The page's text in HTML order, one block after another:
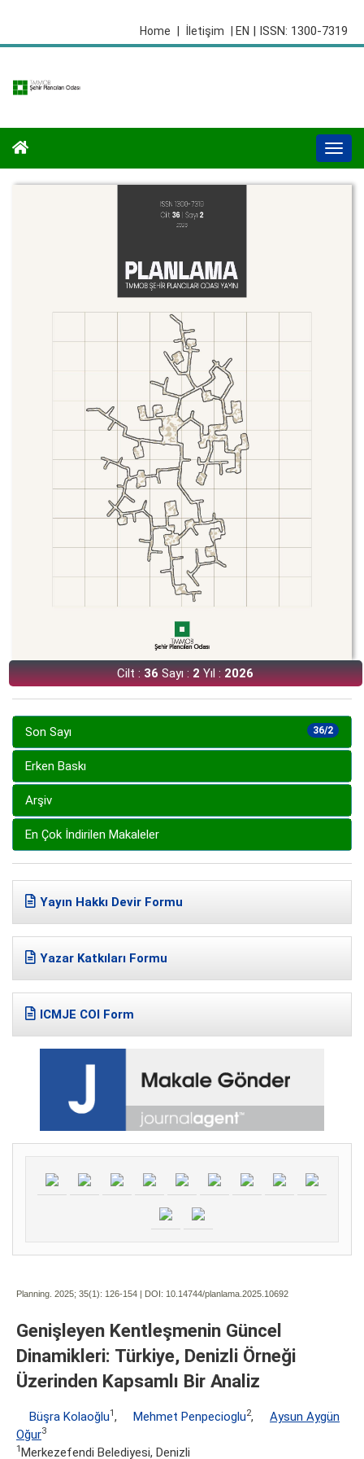
| ISSN: 1300-7319
| EN
İletişim
Home
Cilt :36Sayı :2Yıl :2026
36/2
Son Sayı
Erken Baskı
Arşiv
En Çok İndirilen Makaleler
Yayın Hakkı Devir Formu
Yazar Katkıları Formu
ICMJE COI Form
Planning. 2025; 35(1): 126-154 | DOI: 10.14744/planlama.2025.10692
Genişleyen Kentleşmenin Güncel
Dinamikleri: Türkiye, Denizli Örneği
Üzerinden Kapsamlı Bir Analiz
Büşra Kolaoğlu1 , Mehmet Penpecioglu2,
Aysun Aygün
Oğur3
1 Merkezefendi Belediyesi, Denizli